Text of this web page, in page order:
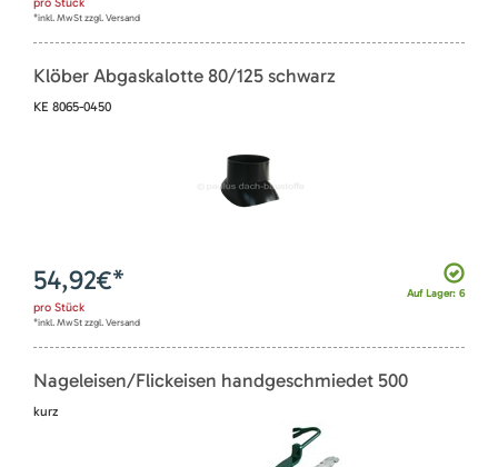
*inkl. MwSt zzgl. Versand
Klöber Abgaskalotte 80/125 schwarz
KE 8065-0450
Auf Lager: 6
54,92€*
pro Stück
*inkl. MwSt zzgl. Versand
Nageleisen/Flickeisen handgeschmiedet 500
kurz